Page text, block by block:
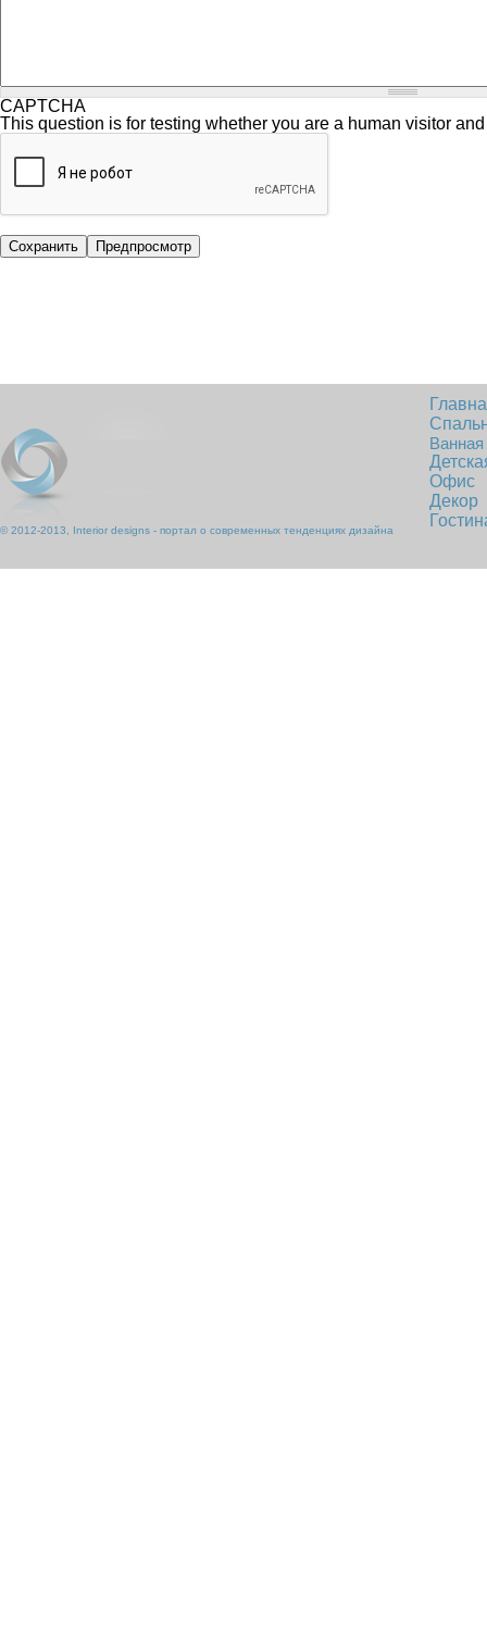
CAPTCHA
This question is for testing whether you are a human visitor
© 2012-2013, Interior designs - портал о современных тенденциях дизайна
Ванная
Офис
Декор